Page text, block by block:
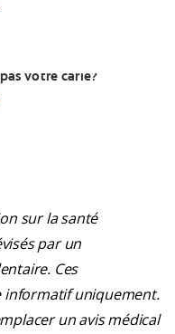
votre carie?
sur la santé
par un
Ces
uniquement.
un avis médical